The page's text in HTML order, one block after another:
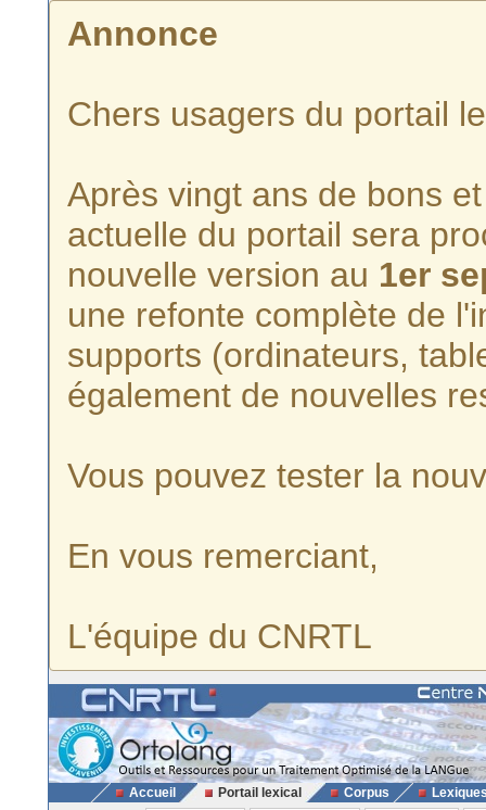
Annonce
Chers usagers du portail
Après vingt ans de bons
actuelle du portail sera
nouvelle version au 1er
une refonte complète de
supports (ordinateurs,
également de nouvelles
Vous pouvez tester la
En vous remerciant,
L'équipe du CNRTL
Accueil Portail lexical Corpus